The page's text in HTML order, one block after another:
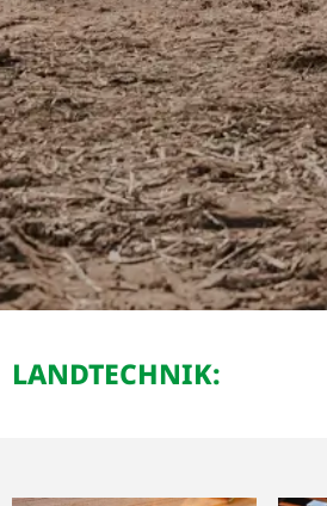
Unsere namhaften Marken für Ihren Erfolg!
LANDTECHNIK: